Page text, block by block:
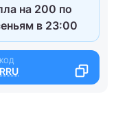
на 200 по
в 23:00